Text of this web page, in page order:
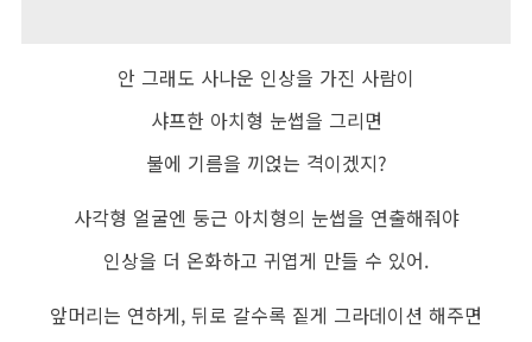
안 그래도 사나운 인상을 가진 사람이
샤프한 아치형 눈썹을 그리면
불에 기름을 끼얹는 격이겠지?
사각형 얼굴엔 둥근 아치형의 눈썹을 연출해줘야
인상을 더 온화하고 귀엽게 만들 수 있어.
앞머리는 연하게, 뒤로 갈수록 짙게 그라데이션 해주면